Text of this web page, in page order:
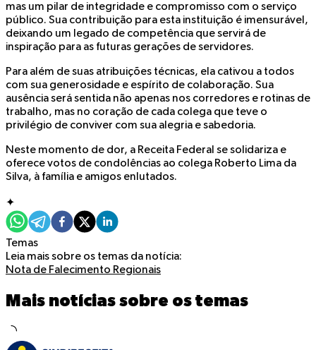
mas um pilar de integridade e compromisso com o serviço
público. Sua contribuição para esta instituição é imensurável,
deixando um legado de competência que servirá de
inspiração para as futuras gerações de servidores.
Para além de suas atribuições técnicas, ela cativou a todos
com sua generosidade e espírito de colaboração. Sua
ausência será sentida não apenas nos corredores e rotinas de
trabalho, mas no coração de cada colega que teve o
privilégio de conviver com sua alegria e sabedoria.
Neste momento de dor, a Receita Federal se solidariza e
oferece votos de condolências ao colega Roberto Lima da
Silva, à família e amigos enlutados.
✦
Temas
Leia mais sobre os temas da notícia:
Nota de Falecimento Regionais
Mais notícias sobre os temas